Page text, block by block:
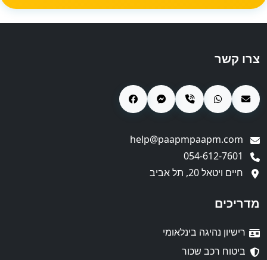
צרו קשר
חיים ויטאל 20, תל אביב
מדריכים
רישיון נהיגה בינלאומי
ביטוח רכב שכור